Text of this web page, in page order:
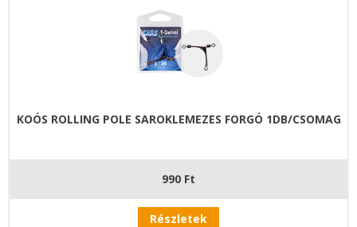
KOÓS ROLLING POLE SAROKLEMEZES FORGÓ 1DB/CSOMAG
990 Ft
Részletek